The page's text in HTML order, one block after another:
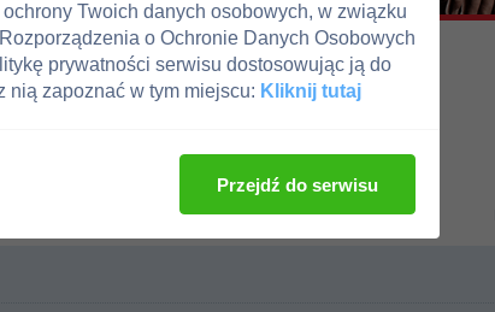
Twoich danych osobowych, w związku
o Ochronie Danych Osobowych
prywatności serwisu dostosowując ją do
nią zapoznać w tym miejscu: Kliknij tutaj
Przejdź do serwisu